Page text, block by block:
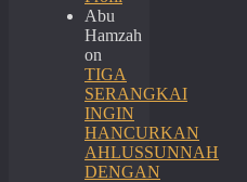
Abu
Hamzah
on
TIGA
SERANGKAI
INGIN
HANCURKAN
AHLUSSUNNAH
DENGAN